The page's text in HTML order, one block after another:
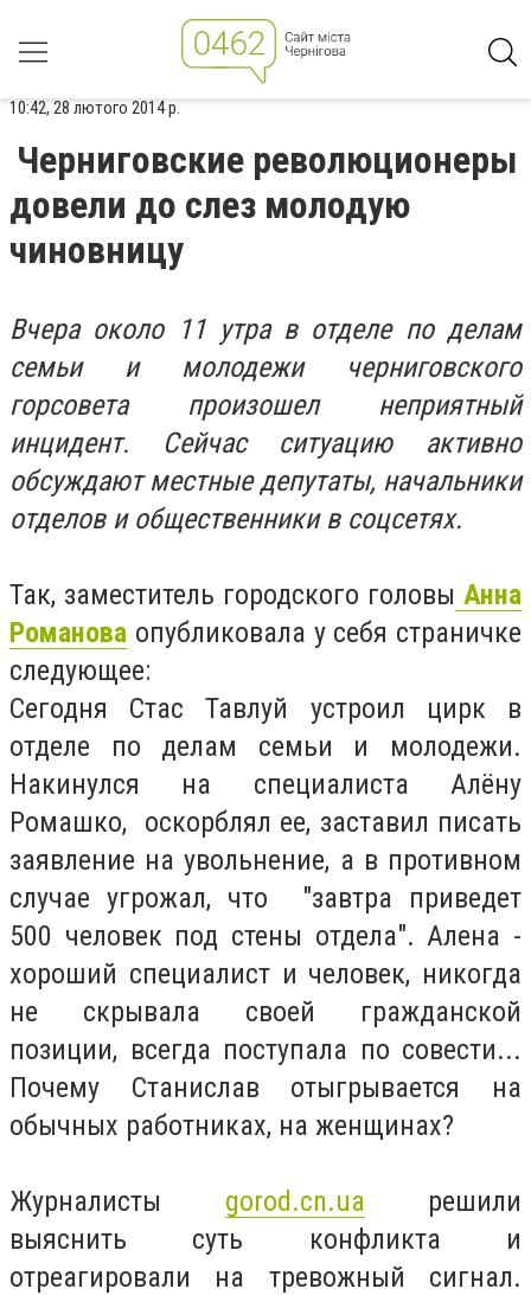
10:42, 28 лютого 2014 р.
Черниговские революционеры
довели до слез молодую
чиновницу
Вчера около 11 утра в отделе по делам
семьи и молодежи черниговского
горсовета произошел неприятный
инцидент. Сейчас ситуацию активно
обсуждают местные депутаты, начальники
отделов и общественники в соцсетях.
Так, заместитель городского головы Анна
Романова опубликовала у себя страничке
следующее:
Сегодня Стас Тавлуй устроил цирк в
отделе по делам семьи и молодежи.
Накинулся на специалиста Алёну
Ромашко, оскорблял ее, заставил писать
заявление на увольнение, а в противном
случае угрожал, что "завтра приведет
500 человек под стены отдела". Алена -
хороший специалист и человек, никогда
не скрывала своей гражданской
позиции, всегда поступала по совести...
Почему Станислав отыгрывается на
обычных работниках, на женщинах?
Журналисты gorod.cn.ua решили
выяснить суть конфликта и
отреагировали на тревожный сигнал.